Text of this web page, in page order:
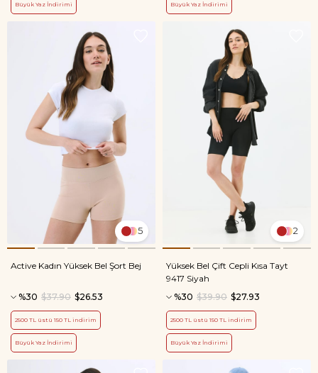
Büyük Yaz İndirimi Büyük Yaz İndirimi
5
Active Kadın Yüksek Bel Şort Bej
%30 $26.53
$37.90
2500 TL üstü 150 TL indirim
Büyük Yaz İndirimi
2
Yüksek Bel Çift Cepli Kısa Tayt
9417 Siyah
%30
$27.93
$39.90
2500 TL üstü 150 TL indirim
Büyük Yaz İndirimi